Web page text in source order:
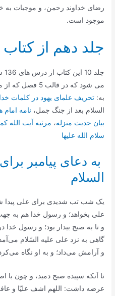
رضای خداوند رحمن، و موجبات به
موجود است.
جلد دهم از
می شود که در
به:تحریف علمای یهود در کلمات
السلام بعد از جنگ جمل‌، نامه امام
بیان حدیث منزله‌، مرثیه آیت الله
سلام الله علیها
به دعای پیامبر
السلام‌
یک شب تب شدیدی برای علی پیدا
علی بخواهد؛ و رسول خدا هم به
و تا به صبح بیدار بود؛ و رسول
گاهی به نزد علی علیه السّلام
و آرامش می‌داد؛ و به او نگاه
تا آنکه سپیده صبح دمید، و چون با
عرضه داشت: اللهم اشف علیّا و